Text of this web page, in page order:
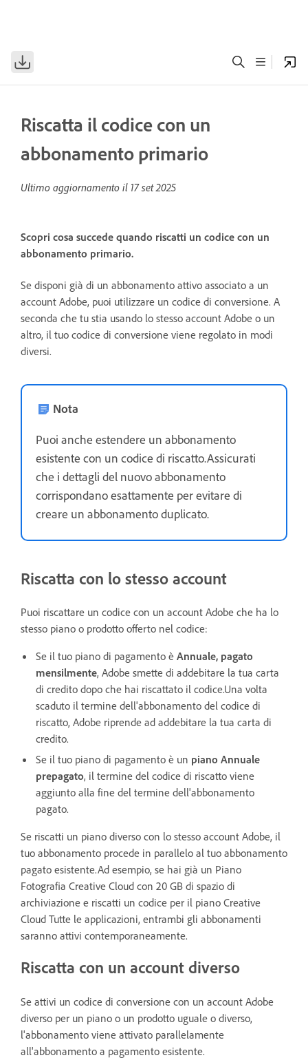
Riscatta il codice con un
abbonamento primario
Ultimo aggiornamento il 17 set 2025
Scopri cosa succede quando riscatti un codice con un
abbonamento primario.
Se disponi già di un abbonamento attivo associato a un
account Adobe, puoi utilizzare un codice di conversione. A
seconda che tu stia usando lo stesso account Adobe o un
altro, il tuo codice di conversione viene regolato in modi
diversi.
Nota
Puoi anche estendere un abbonamento
esistente con un codice di riscatto.Assicurati
che i dettagli del nuovo abbonamento
corrispondano esattamente per evitare di
creare un abbonamento duplicato.
Riscatta con lo stesso account
Puoi riscattare un codice con un account Adobe che ha lo
stesso piano o prodotto offerto nel codice:
Se il tuo piano di pagamento è Annuale, pagato
mensilmente, Adobe smette di addebitare la tua carta
di credito dopo che hai riscattato il codice.Una volta
scaduto il termine dell'abbonamento del codice di
riscatto, Adobe riprende ad addebitare la tua carta di
credito.
Se il tuo piano di pagamento è un piano Annuale
prepagato, il termine del codice di riscatto viene
aggiunto alla fine del termine dell'abbonamento
pagato.
Se riscatti un piano diverso con lo stesso account Adobe, il
tuo abbonamento procede in parallelo al tuo abbonamento
pagato esistente.Ad esempio, se hai già un Piano
Fotografia Creative Cloud con 20 GB di spazio di
archiviazione e riscatti un codice per il piano Creative
Cloud Tutte le applicazioni, entrambi gli abbonamenti
saranno attivi contemporaneamente.
Riscatta con un account diverso
Se attivi un codice di conversione con un account Adobe
diverso per un piano o un prodotto uguale o diverso,
l'abbonamento viene attivato parallelamente
all'abbonamento a pagamento esistente.